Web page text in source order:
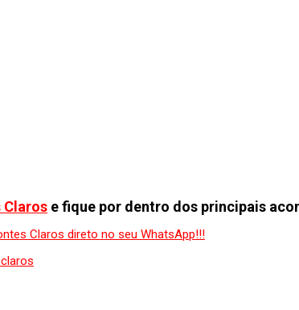
Claros e fique por dentro dos principais